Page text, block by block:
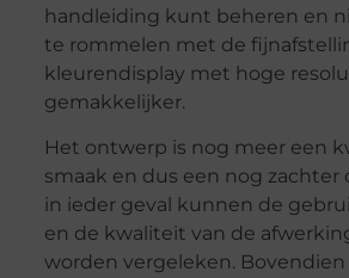
handleiding kunt beheren en
te rommelen met de
kleurendisplay met hoge
gemakkelijker.
Het ontwerp is nog meer een
smaak en dus een nog zachter
in ieder geval kunnen de
en de kwaliteit van de
worden vergeleken.